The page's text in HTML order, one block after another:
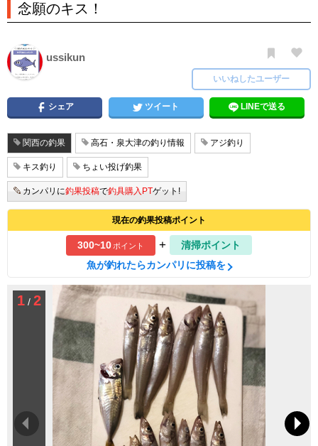
念願のキス！
ussikun
いいねしたユーザー
シェア ツイート LINEで送る
関西の釣果 高石・泉大津の釣り情報 アジ釣り
キス釣り ちょい投げ釣果
カンパリに釣果投稿で釣具購入PTゲット!
現在の釣果投稿ポイント
300~10ポイント +
清掃ポイント
魚が釣れたらカンパリに投稿を
1 / 2